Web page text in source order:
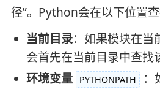
径”。Python会在以下位置查
当前目录：如果模块在当
会首先在当前目录中查找
环境变量
PYTHONPATH
：